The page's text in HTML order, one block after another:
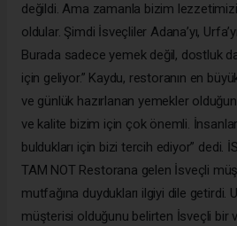
değildi. Ama zamanla bizim
oldular. Şimdi İsveçliler Adana’yı,
Burada sadece yemek değil, dostluk
için geliyor.” Kaydu, restoranın en
ve günlük hazırlanan yemekler
ve kalite bizim için çok önemli. İnsanlar
buldukları için bizi tercih ediyor” dedi.
TAM NOT Restorana gelen İsveçli
mutfağına duydukları ilgiyi dile getirdi.
müşterisi olduğunu belirten İsveçli bir